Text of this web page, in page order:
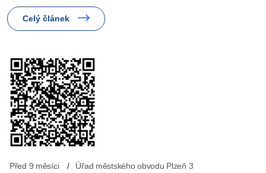
Celý článek
Před 9 měsíci Úřad městského obvodu Plzeň 3